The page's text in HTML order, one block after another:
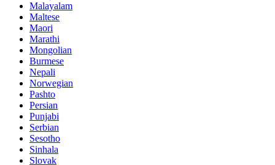
Malayalam
Maltese
Maori
Marathi
Mongolian
Burmese
Nepali
Norwegian
Pashto
Persian
Punjabi
Serbian
Sesotho
Sinhala
Slovak